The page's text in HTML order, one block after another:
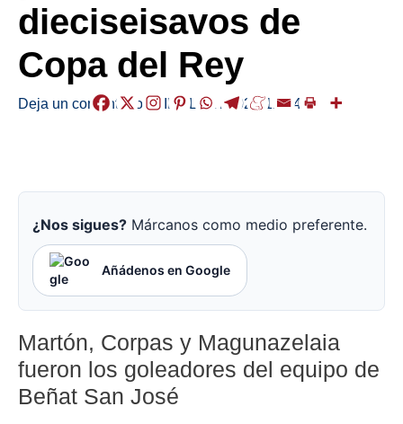
dieciseisavos de
Copa del Rey
Deja un comentario /KIROLAK /2025-12-04
¿Nos sigues? Márcanos como medio preferente.
Añádenos en Google
Martón, Corpas y Magunazelaia
fueron los goleadores del equipo de
Beñat San José